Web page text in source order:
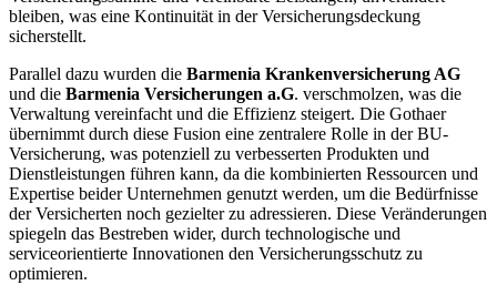
bleiben, was eine Kontinuität in der Versicherungsdeckung
sicherstellt.
Parallel dazu wurden die Barmenia Krankenversicherung AG
und die Barmenia Versicherungen a.G. verschmolzen, was die
Verwaltung vereinfacht und die Effizienz steigert. Die Gothaer
übernimmt durch diese Fusion eine zentralere Rolle in der BU-
Versicherung, was potenziell zu verbesserten Produkten und
Dienstleistungen führen kann, da die kombinierten Ressourcen und
Expertise beider Unternehmen genutzt werden, um die Bedürfnisse
der Versicherten noch gezielter zu adressieren. Diese Veränderungen
spiegeln das Bestreben wider, durch technologische und
serviceorientierte Innovationen den Versicherungsschutz zu
optimieren.